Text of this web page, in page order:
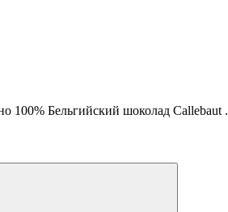
100% Бельгийский шоколад Callebaut .